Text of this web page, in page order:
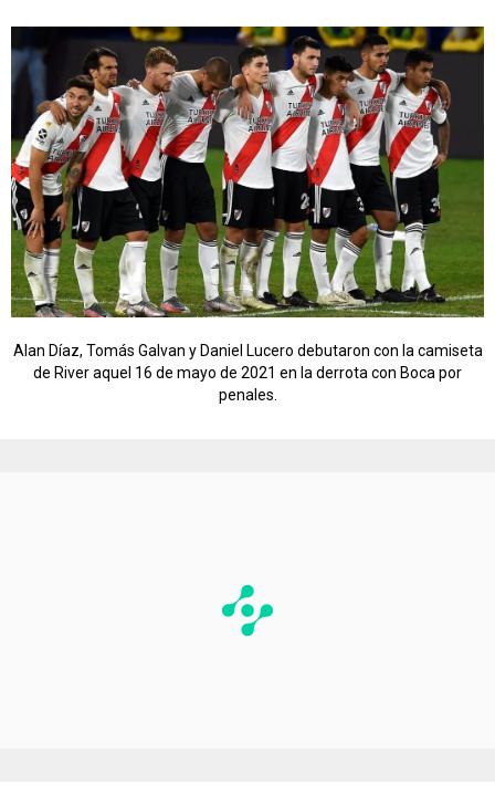
Alan Díaz, Tomás Galvan y Daniel Lucero debutaron con la camiseta
de River aquel 16 de mayo de 2021 en la derrota con Boca por
penales.